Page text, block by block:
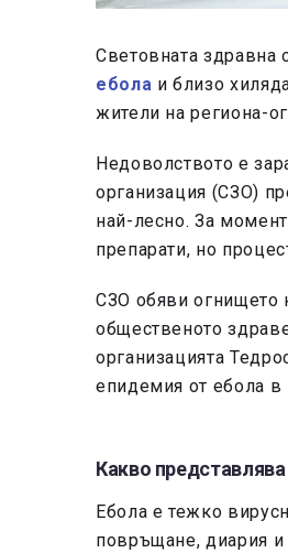
Световната здравна
ебола и близо
жители на региона-
Недоволството е
организация (СЗО)
най-лесно. За
препарати, но
СЗО обяви огнището
общественото
организацията
епидемия от ебола в
Какво
Ебола е тежко
повръщане, диария и